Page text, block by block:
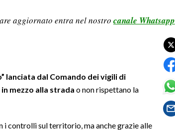
aggiornato entra nel nostro canale Whatsapp
lanciata dal Comando dei vigili di
mezzo alla strada o non rispettano la
i controlli sul territorio, ma anche grazie alle